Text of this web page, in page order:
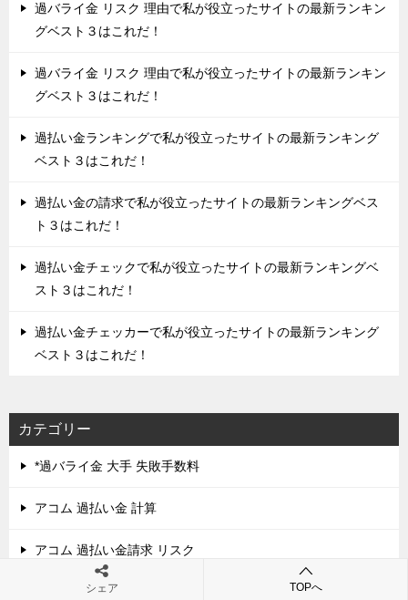
過バライ金 リスク 理由で私が役立ったサイトの最新ランキン
グベスト３はこれだ！
過バライ金 リスク 理由で私が役立ったサイトの最新ランキン
グベスト３はこれだ！
過払い金ランキングで私が役立ったサイトの最新ランキング
ベスト３はこれだ！
過払い金の請求で私が役立ったサイトの最新ランキングベス
ト３はこれだ！
過払い金チェックで私が役立ったサイトの最新ランキングベ
スト３はこれだ！
過払い金チェッカーで私が役立ったサイトの最新ランキング
ベスト３はこれだ！
カテゴリー
*過バライ金 大手 失敗手数料
アコム 過払い金 計算
アコム 過払い金請求 リスク
アディーレ 過払い金 費用
シェア TOPへ